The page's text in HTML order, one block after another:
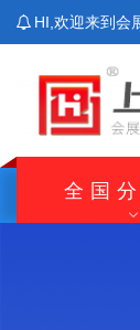
HI,欢迎来到会
全国分